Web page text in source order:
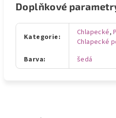
Doplňkové
Kategorie: Chlapecké,
Chlapecké
Barva: šedá